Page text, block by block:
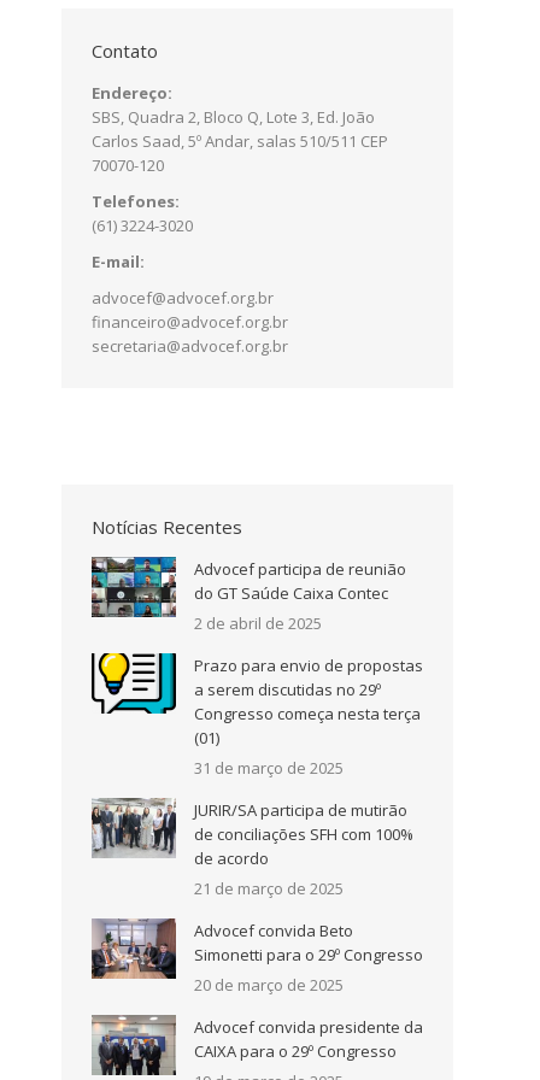
Contato
Endereço:
SBS, Quadra 2, Bloco Q, Lote 3, Ed. João
Carlos Saad, 5º Andar, salas 510/511 CEP
70070-120
Telefones:
(61) 3224-3020
E-mail:
advocef@advocef.org.br
financeiro@advocef.org.br
secretaria@advocef.org.br
Notícias Recentes
Advocef participa de reunião
do GT Saúde Caixa Contec
2 de abril de 2025
Prazo para envio de propostas
a serem discutidas no 29º
Congresso começa nesta terça
(01)
31 de março de 2025
JURIR/SA participa de mutirão
de conciliações SFH com 100%
de acordo
21 de março de 2025
Advocef convida Beto
Simonetti para o 29º Congresso
20 de março de 2025
Advocef convida presidente da
CAIXA para o 29º Congresso